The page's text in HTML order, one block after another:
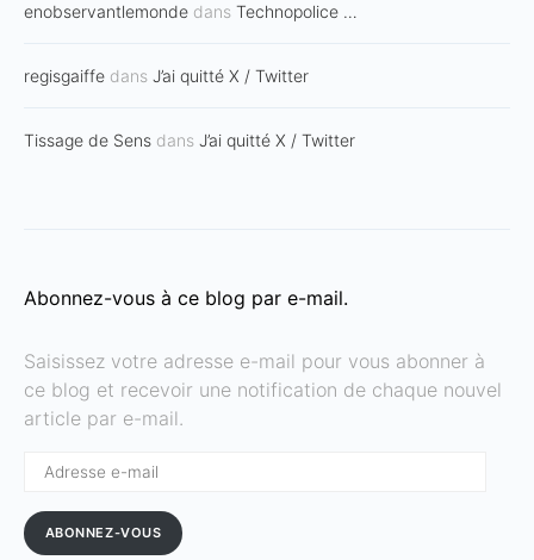
enobservantlemonde dans Technopolice …
regisgaiffe dans J’ai quitté X / Twitter
Tissage de Sens dans J’ai quitté X / Twitter
Abonnez-vous à ce blog par e-mail.
Saisissez votre adresse e-mail pour vous abonner à
ce blog et recevoir une notification de chaque nouvel
article par e-mail.
ABONNEZ-VOUS